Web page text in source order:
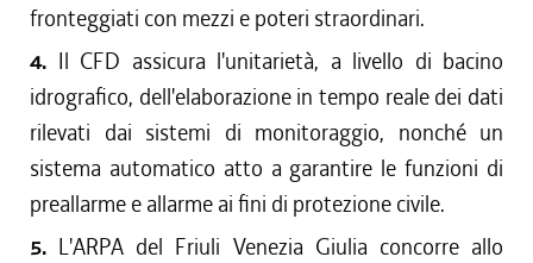
fronteggiati con mezzi e poteri straordinari.
4. Il CFD assicura l'unitarietà, a livello di bacino
idrografico, dell'elaborazione in tempo reale dei dati
rilevati dai sistemi di monitoraggio, nonché un
sistema automatico atto a garantire le funzioni di
preallarme e allarme ai fini di protezione civile.
5. L'ARPA del Friuli Venezia Giulia concorre allo